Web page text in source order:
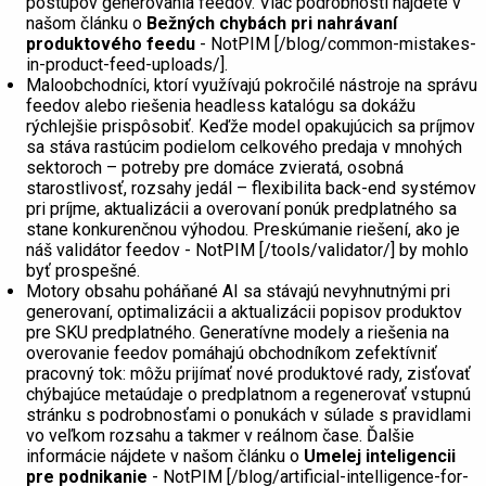
našom článku o Bežných chybách pri nahrávaní
produktového feedu - NotPIM [/blog/common-mistakes-
in-product-feed-uploads/].
Maloobchodníci, ktorí využívajú pokročilé nástroje na správu
feedov alebo riešenia headless katalógu sa dokážu
rýchlejšie prispôsobiť. Keďže model opakujúcich sa príjmov
sa stáva rastúcim podielom celkového predaja v mnohých
sektoroch – potreby pre domáce zvieratá, osobná
starostlivosť, rozsahy jedál – flexibilita back-end systémov
pri príjme, aktualizácii a overovaní ponúk predplatného sa
stane konkurenčnou výhodou. Preskúmanie riešení, ako je
náš validátor feedov - NotPIM [/tools/validator/] by mohlo
byť prospešné.
Motory obsahu poháňané AI sa stávajú nevyhnutnými pri
generovaní, optimalizácii a aktualizácii popisov produktov
pre SKU predplatného. Generatívne modely a riešenia na
overovanie feedov pomáhajú obchodníkom zefektívniť
pracovný tok: môžu prijímať nové produktové rady, zisťovať
chýbajúce metaúdaje o predplatnom a regenerovať vstupnú
stránku s podrobnosťami o ponukách v súlade s pravidlami
vo veľkom rozsahu a takmer v reálnom čase. Ďalšie
informácie nájdete v našom článku o Umelej inteligencii
pre podnikanie - NotPIM [/blog/artificial-intelligence-for-